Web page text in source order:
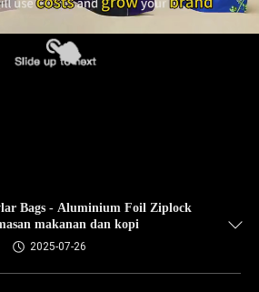
Bags - Aluminium Foil Ziplock
makanan dan kopi
2025-07-26